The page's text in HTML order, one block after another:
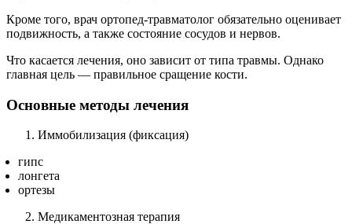
Кроме того, врач ортопед-травматолог обязательно оценивает
подвижность, а также состояние сосудов и нервов.
Что касается лечения, оно зависит от типа травмы. Однако
главная цель — правильное сращение кости.
Основные методы лечения
Иммобилизация (фиксация)
гипс
лонгета
ортезы
Медикаментозная терапия